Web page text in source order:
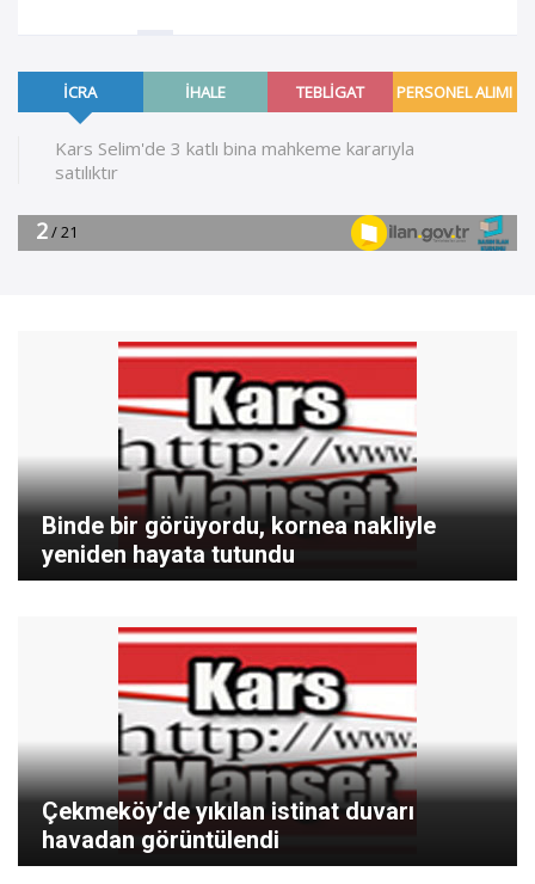
Binde bir görüyordu, kornea nakliyle
yeniden hayata tutundu
Çekmeköy’de yıkılan istinat duvarı
havadan görüntülendi